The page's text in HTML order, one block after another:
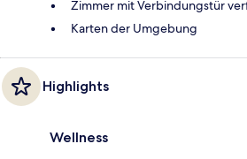
Zimmer mit Verbindungstür
Karten der Umgebung
Highlights
Wellness